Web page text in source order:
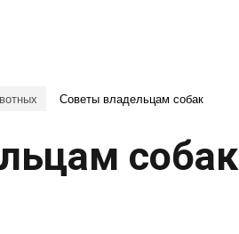
Советы владельцам собак
собак